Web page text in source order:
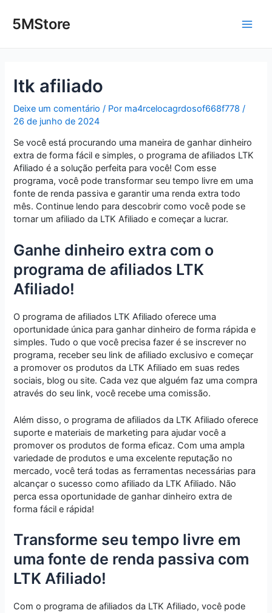
para5MStore
ltk afiliado
Deixe um comentário / Por ma4rcelocagrdosof668f778/
26 de junho de 2024
Se você está procurando uma maneira de ganhar dinheiro
extra de forma fácil e simples, o programa de afiliados LTK
Afiliado é a solução perfeita para você! Com esse
programa, você pode transformar seu tempo livre em uma
fonte de renda passiva e garantir uma renda extra todo
mês. Continue lendo para descobrir como você pode se
tornar um afiliado da LTK Afiliado e começar a lucrar.
Ganhe dinheiro extra com o
programa de afiliados LTK
Afiliado!
O programa de afiliados LTK Afiliado oferece uma
oportunidade única para ganhar dinheiro de forma rápida e
simples. Tudo o que você precisa fazer é se inscrever no
programa, receber seu link de afiliado exclusivo e começar
a promover os produtos da LTK Afiliado em suas redes
sociais, blog ou site. Cada vez que alguém faz uma compra
através do seu link, você recebe uma comissão.
Além disso, o programa de afiliados da LTK Afiliado oferece
suporte e materiais de marketing para ajudar você a
promover os produtos de forma eficaz. Com uma ampla
variedade de produtos e uma excelente reputação no
mercado, você terá todas as ferramentas necessárias para
alcançar o sucesso como afiliado da LTK Afiliado. Não
perca essa oportunidade de ganhar dinheiro extra de
forma fácil e rápida!
Transforme seu tempo livre em
uma fonte de renda passiva com
LTK Afiliado!
Com o programa de afiliados da LTK Afiliado, você pode
navigation